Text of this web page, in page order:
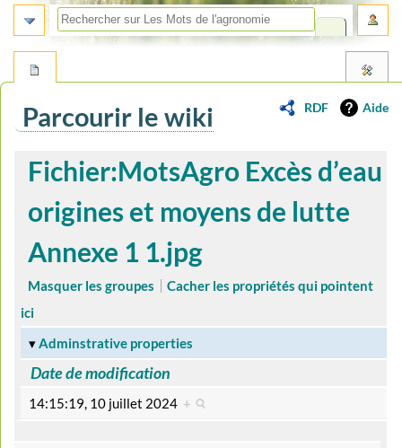
RDF Aide
Parcourir le wiki
Aller
navigation
Aller
recherche
Fichier:MotsAgro Excès d’eau
origines et moyens de lutte
Annexe 1 1.jpg
Masquer les groupes
Cacher les propriétés qui pointent
ici
Adminstrative properties
Date de modification
14:15:19, 10 juillet 2024 +